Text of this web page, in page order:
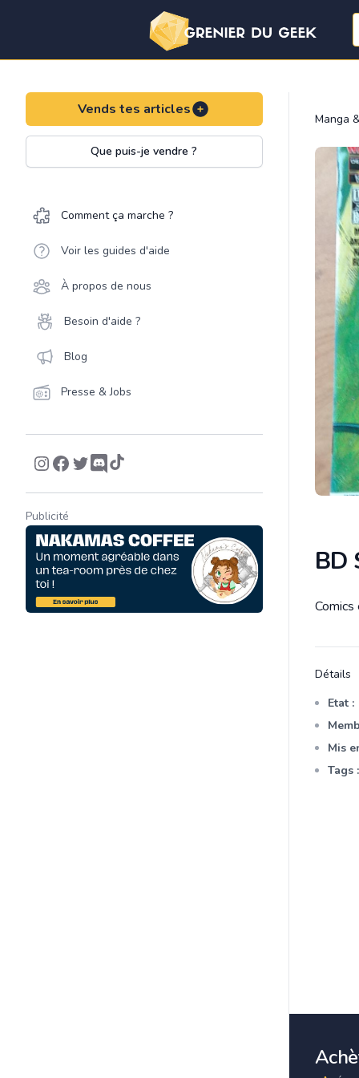
Vends tes articles
Que puis-je vendre ?
Comment ça marche ?
Voir les guides d'aide
À propos de nous
Besoin d'aide ?
Blog
Presse & Jobs
Publicité
Manga
BD
Détails
Etat :
Mis
Tags :